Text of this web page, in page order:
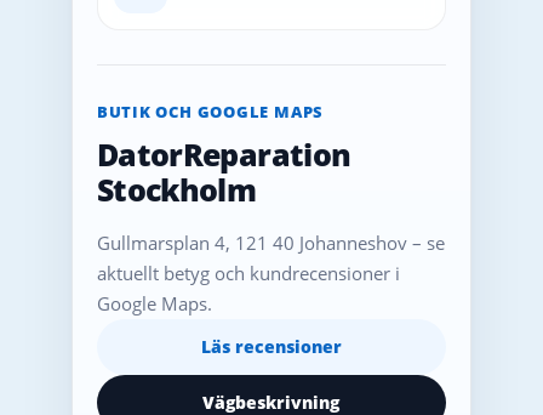
BUTIK OCH GOOGLE MAPS
DatorReparation
Stockholm
Gullmarsplan 4, 121 40 Johanneshov – se
aktuellt betyg och kundrecensioner i
Google Maps.
Läs recensioner
Vägbeskrivning